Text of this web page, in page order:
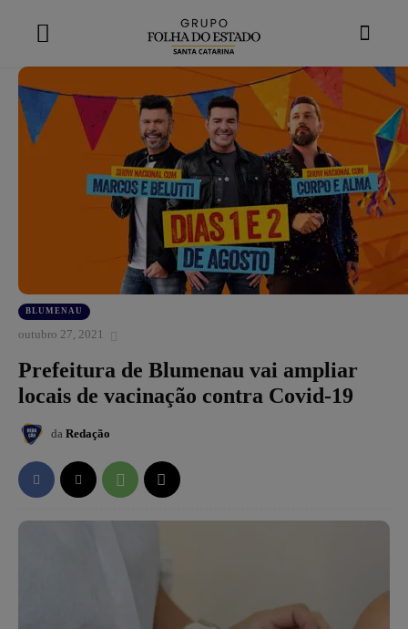
BLUMENAU
outubro 27, 2021
Prefeitura de Blumenau vai ampliar
locais de vacinação contra Covid-19
da Redação